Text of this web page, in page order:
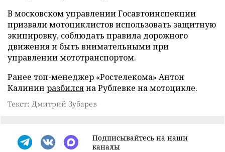
В московском управлении Госавтоинспекции
призвали мотоциклистов использовать защитную
экипировку, соблюдать правила дорожного
движения и быть внимательными при
управлении мототранспортом.
Ранее топ-менеджер «Ростелекома» Антон
Калинин разбилсяна Рублевке на мотоцикле.
Текст: Дмитрий Зубарев
Подписывайтесь на наши
каналы